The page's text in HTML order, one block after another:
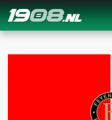
Navigation